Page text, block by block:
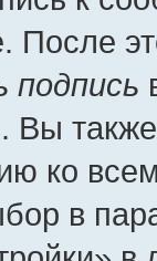
После
подпись
Вы
ко
в